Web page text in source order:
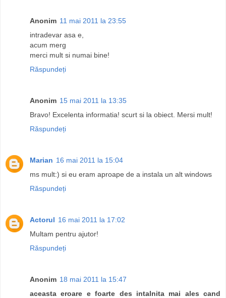
Anonim 11 mai 2011 la 23:55
intradevar asa e,
acum merg
merci mult si numai bine!
Răspundeți
Anonim 15 mai 2011 la 13:35
Bravo! Excelenta informatia! scurt si la obiect. Mersi mult!
Răspundeți
Marian 16 mai 2011 la 15:04
ms mult:) si eu eram aproape de a instala un alt windows
Răspundeți
Actorul 16 mai 2011 la 17:02
Multam pentru ajutor!
Răspundeți
Anonim 18 mai 2011 la 15:47
aceasta eroare e foarte des intalnita mai ales cand